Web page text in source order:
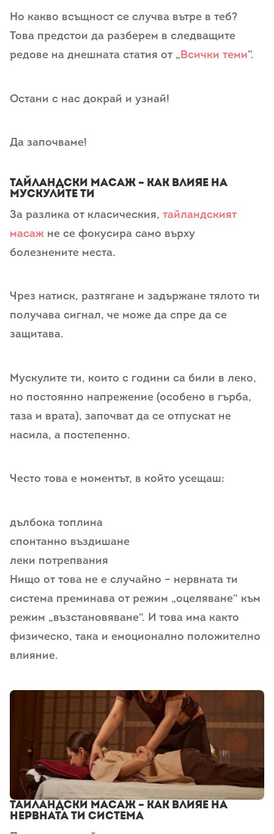
Но какво всъщност се случва вътре в теб?
Това предстои да разберем в следващите
редове на днешната статия от „Всички теми”.
Остани с нас докрай и узнай!
Да започваме!
Тайландски масаж – как влияе на
мускулите ти
За разлика от класическия, тайландският
масаж не се фокусира само върху
болезнените места.
Чрез натиск, разтягане и задържане тялото ти
получава сигнал, че може да спре да се
защитава.
Мускулите ти, които с години са били в леко,
но постоянно напрежение (особено в гърба,
таза и врата), започват да се отпускат не
насила, а постепенно.
Често това е моментът, в който усещаш:
дълбока топлина
спонтанно въздишане
леки потрепвания
Нищо от това не е случайно – нервната ти
система преминава от режим „оцеляване“ към
режим „възстановяване“. И това има както
физическо, така и емоционално положително
влияние.
Тайландски масаж – как влияе на
нервната ти система